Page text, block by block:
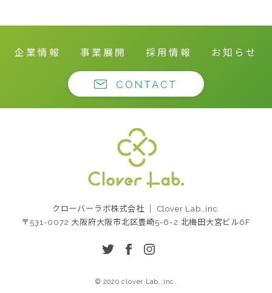
企業情報 事業展開 採用情報 お知らせ
CONTACT
会社
クローバーラボ株式会社 ｜ Clover Lab.,inc.
〒531-0072 大阪府大阪市北区豊崎5-6-2 北梅田大宮ビル6F
© 2020 clover Lab.,inc.